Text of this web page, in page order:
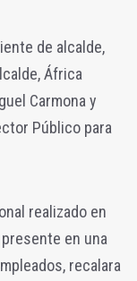
de alcalde,
África
Carmona y
Público para
realizado en
en una
recalara